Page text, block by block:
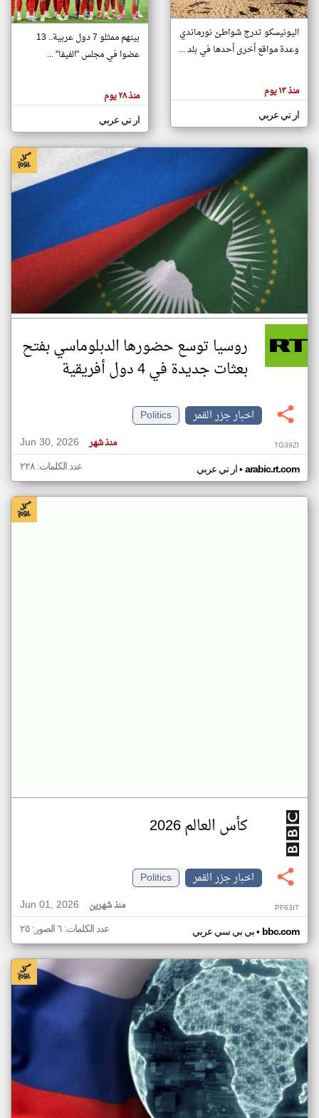
تغيير الدولة
اخبار جزر القمر على مدار الساعة
أهم اخبار جزر القمر العاجلة والمباشرة
هنا عن
وجهة
كاتبيها.
اليونيسكو تدرج شواطئ نورماندي
وعدة مواقع أخرى أحدها في بلد ...
منذ ١٣ يوم
ار تي عربي
بينهم ممثلو 7 دول عربية.. 13
عضوا في مجلس "الفيفا" ...
منذ ٢٨ يوم
ار تي عربي
روسيا توسع حضورها الدبلوماسي بفتح
بعثات جديدة في 4 دول أفريقية
اخبار جزر القمر
Politics
Jun 30, 2026
منذ شهر TG39ZI
ار تي عربي• arabic.rt.com عدد الكلمات: ٢٢٨
كأس العالم 2026
اخبار جزر القمر
Politics
Jun 01, 2026
منذ شهرين PF63IT
بي بي سي عربي• bbc.com عدد الكلمات: ٦ الصور: ٢٥
klyoum.com